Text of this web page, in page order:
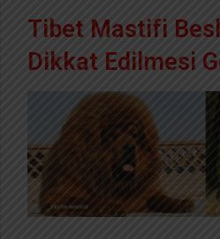
Tibet Mastifi
Dikkat Edilmesi